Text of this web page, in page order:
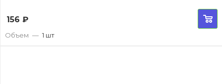
156 ₽
Объем — 1 шт